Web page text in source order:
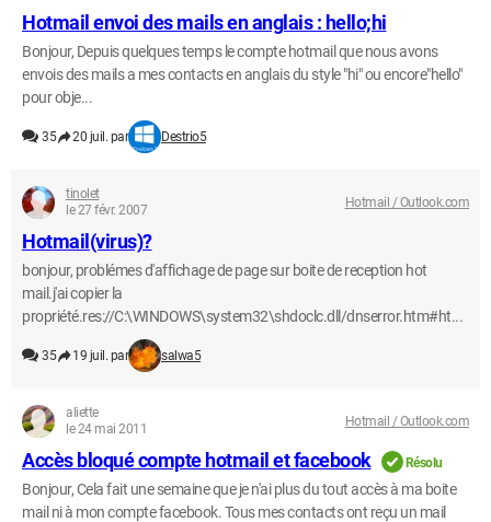
Hotmail envoi des mails en anglais : hello;hi
Bonjour, Depuis quelques temps le compte hotmail que nous avons
envois des mails a mes contacts en anglais du style "hi" ou encore"hello"
pour obje...
35 20 juil. par Destrio5
tinolet
le 27 févr. 2007
Hotmail / Outlook.com
Hotmail(virus)?
bonjour, problémes d'affichage de page sur boite de reception hot
mail.j'ai copier la
propriété.res://C:\WINDOWS\system32\shdoclc.dll/dnserror.htm#ht...
35 19 juil. par salwa5
aliette
le 24 mai 2011
Hotmail / Outlook.com
Accès bloqué compte hotmail et facebook Résolu
Bonjour, Cela fait une semaine que je n'ai plus du tout accès à ma boite
mail ni à mon compte facebook. Tous mes contacts ont reçu un mail